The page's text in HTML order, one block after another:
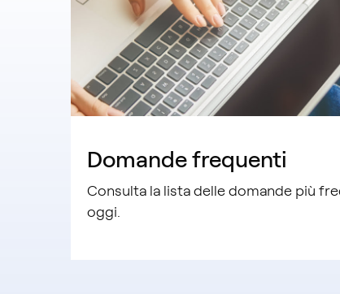
Domande frequenti
Consulta la lista delle domande più
oggi.